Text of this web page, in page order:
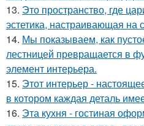
13. Это пространство, где
эстетика, настраивающая на
14. Мы показываем, как
лестницей превращается в
элемент интерьера.
15. Этот интерьер -
в котором каждая деталь
16. Эта кухня - гостиная